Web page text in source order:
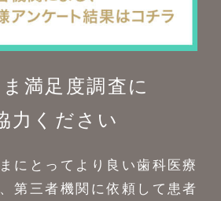
満足度調査に
力ください
にとってより良い歯科医療
第三者機関に依頼して患者